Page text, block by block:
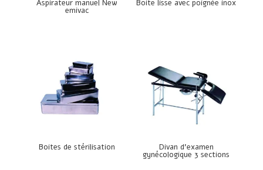
Aspirateur manuel New
emivac
Boite lisse avec poignée inox
Boites de stérilisation Divan d’examen
gynécologique 3 sections